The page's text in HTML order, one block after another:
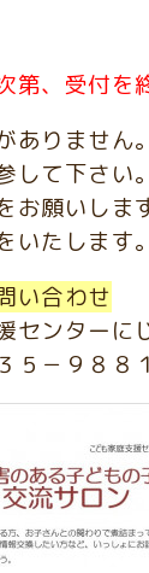
、受付を
ありません。
して下さい。
お願いしま
いたします。
い合わせ
センターに
－９８８１